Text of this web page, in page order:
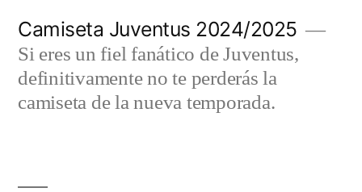
contenido
Camiseta Juventus 2024/2025
Si eres un fiel fanático de Juventus,
definitivamente no te perderás la
camiseta de la nueva temporada.